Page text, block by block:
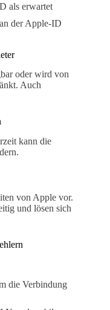
als erwartet
der Apple-ID
oder wird von
Auch
kann die
von Apple vor.
und lösen sich
die Verbindung